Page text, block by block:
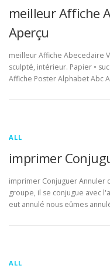
meilleur Affiche
Aperçu
meilleur Affiche Abecedaire
sculpté, intérieur. Papier •
Affiche Poster Alphabet Abc
ALL
imprimer
imprimer Conjuguer Annuler
groupe, il se conjugue avec
eut annulé nous eûmes
ALL